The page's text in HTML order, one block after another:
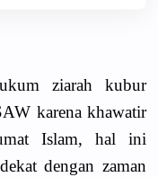
ziarah kubur
karena khawatir
Islam, hal ini
dengan zaman